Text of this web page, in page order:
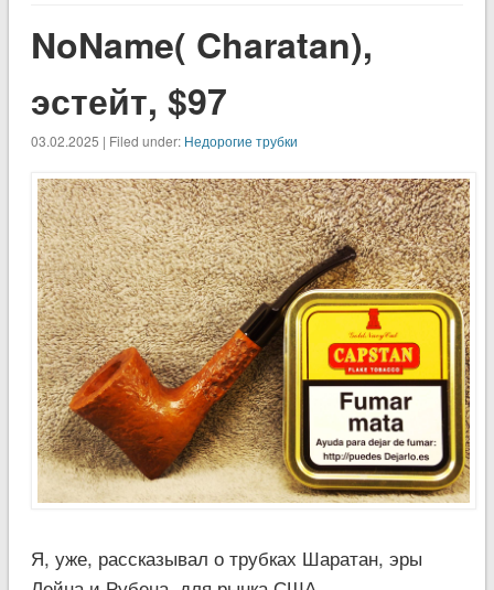
NoName( Charatan),
эстейт, $97
03.02.2025 | Filed under: Недорогие трубки
Я, уже, рассказывал о трубках Шаратан, эры